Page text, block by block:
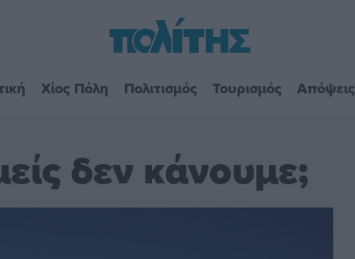
Χίος Πόλη Πολιτισμός Τουρισμός Απόψεις
δεν κάνουμε;